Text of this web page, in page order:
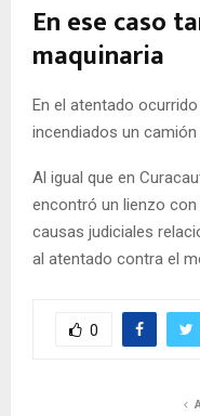
En ese caso
maquinaria
En el atentado
incendiados un
Al igual que en
encontró un lienzo
causas judiciales
al atentado contra el
0